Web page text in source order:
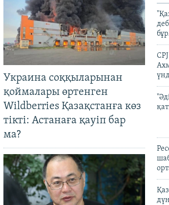
Украина соққыларынан
қоймалары өртенген
Wildberries Қазақстанға көз
тікті: Астанаға қауіп бар
ма?